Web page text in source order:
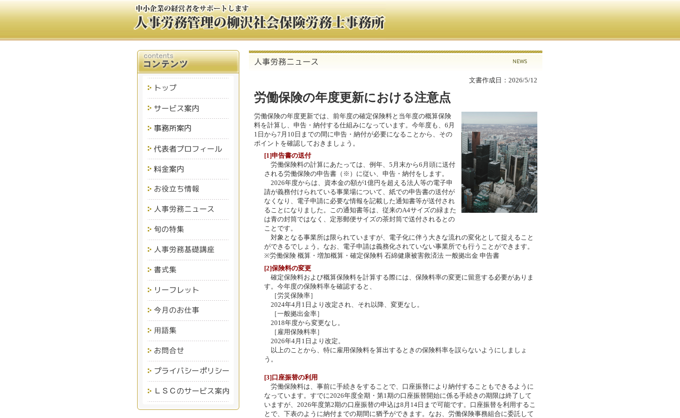
文書作成日：2026/5/12
労働保険の年度更新における注意点
労働保険の年度更新では、前年度の確定保険料と当年度の概算保険
料を計算し、申告・納付する仕組みになっています。今年度も、6月
1日から7月10日までの間に申告・納付が必要になることから、その
ポイントを確認しておきましょう。
[1]申告書の送付
労働保険料の計算にあたっては、例年、5月末から6月頭に送付
される労働保険の申告書（※）に従い、申告・納付をします。
2026年度からは、資本金の額が1億円を超える法人等の電子申
請が義務付けられている事業場について、紙での申告書の送付が
なくなり、電子申請に必要な情報を記載した通知書等が送付され
ることになりました。この通知書等は、従来のA4サイズの緑また
は青の封筒ではなく、定形郵便サイズの茶封筒で送付されるとの
ことです。
対象となる事業所は限られていますが、電子化に伴う大きな流れの変化として捉えること
ができるでしょう。なお、電子申請は義務化されていない事業所でも行うことができます。
※労働保険 概算・増加概算・確定保険料 石綿健康被害救済法 一般拠出金 申告書
[2]保険料の変更
確定保険料および概算保険料を計算する際には、保険料率の変更に留意する必要がありま
す。今年度の保険料率を確認すると、
［労災保険率］
2024年4月1日より改定され、それ以降、変更なし。
［一般拠出金率］
2018年度から変更なし。
［雇用保険料率］
2026年4月1日より改定。
以上のことから、特に雇用保険料を算出するときの保険料率を誤らないようにしましょ
う。
[3]口座振替の利用
労働保険料は、事前に手続きをすることで、口座振替により納付することもできるように
なっています。すでに2026年度全期・第1期の口座振替開始に係る手続きの期限は終了して
いますが、2026年度第2期の口座振替の申込は8月14日まで可能です。口座振替を利用するこ
とで、下表のように納付までの期間に猶予ができます。なお、労働保険事務組合に委託して